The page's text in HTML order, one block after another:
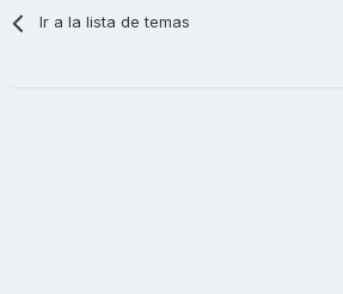
Ir a la lista de temas